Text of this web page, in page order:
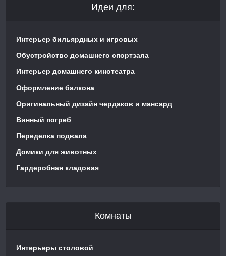
Идеи для:
Интерьер бильярдных и игровых
Обустройство домашнего спортзала
Интерьер домашнего кинотеатра
Оформление балкона
Оригинальный дизайн чердаков и мансард
Винный погреб
Переделка подвала
Домики для животных
Гардеробная кладовая
Комнаты
Интерьеры столовой